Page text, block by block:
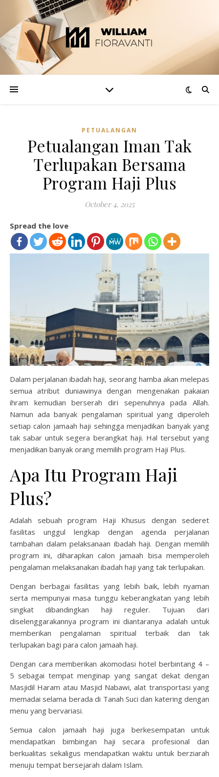
PETUALANGAN
Petualangan Iman Tak
Terlupakan Bersama
Program Haji Plus
October 4, 2025
Spread the love
Dalam perjalanan ibadah haji, seorang hamba akan melepas
semua atribut duniawinya dengan mengenakan pakaian
ihram kemudian berserah diri sepenuhnya pada Allah.
Namun ada banyak pengalaman spiritual yang diperoleh
setiap calon jamaah haji sehingga menjadikan banyak yang
tak sabar untuk segera berangkat haji. Hal tersebut yang
menjadikan banyak orang memilih program Haji Plus.
Apa Itu Program Haji
Plus?
Adalah sebuah program Haji Khusus dengan sederet
fasilitas unggul lengkap dengan agenda perjalanan
tambahan dalam pelaksanaan ibadah haji. Dengan memilih
program ini, diharapkan calon jamaah bisa memperoleh
pengalaman melaksanakan ibadah haji yang tak terlupakan.
Dengan berbagai fasilitas yang lebih baik, lebih nyaman
serta mempunyai masa tunggu keberangkatan yang lebih
singkat dibandingkan haji reguler. Tujuan dari
diselenggarakannya program ini diantaranya adalah untuk
memberikan pengalaman spiritual terbaik dan tak
terlupakan bagi para calon jamaah haji.
Dengan cara memberikan akomodasi hotel berbintang 4 –
5 sebagai tempat menginap yang sangat dekat dengan
Masjidil Haram atau Masjid Nabawi, alat transportasi yang
memadai selama berada di Tanah Suci dan katering dengan
menu yang bervariasi.
Semua calon jamaah haji juga berkesempatan untuk
mendapatkan bimbingan haji secara profesional dan
berkualitas sekaligus mendapatkan waktu untuk berziarah
menuju tempat bersejarah dalam Islam.